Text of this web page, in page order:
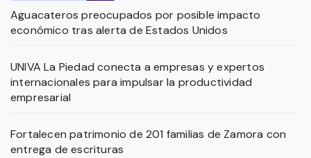
Aguacateros preocupados por posible impacto
económico tras alerta de Estados Unidos
UNIVA La Piedad conecta a empresas y expertos
internacionales para impulsar la productividad
empresarial
Fortalecen patrimonio de 201 familias de Zamora con
entrega de escrituras